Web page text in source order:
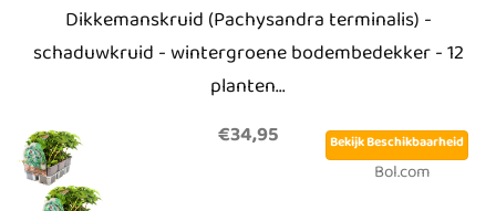
Dikkemanskruid (Pachysandra terminalis) -
schaduwkruid - wintergroene bodembedekker - 12
planten...
€34,95
Bekijk Beschikbaarheid
Bol.com